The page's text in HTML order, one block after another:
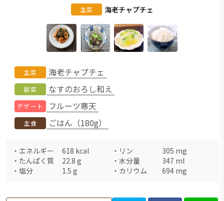
主菜 海老チャプチェ
主菜 海老チャプチェ
副菜 なすのおろし和え
デザート フルーツ寒天
主食 ごはん（180g）
・ エネルギー 618 kcal ・ リン 305 mg
・ たんぱく質 22.8 g ・ 水分量 347 ml
・ 塩分 1.5 g ・ カリウム 694 mg